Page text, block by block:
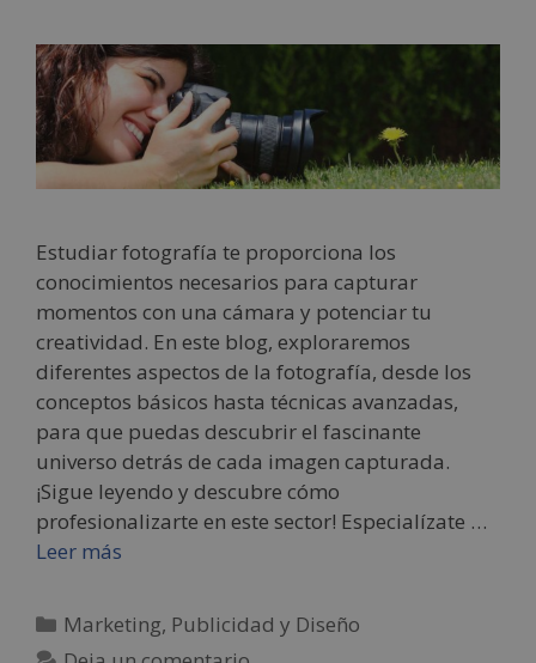
Estudiar fotografía te proporciona los
conocimientos necesarios para capturar
momentos con una cámara y potenciar tu
creatividad. En este blog, exploraremos
diferentes aspectos de la fotografía, desde los
conceptos básicos hasta técnicas avanzadas,
para que puedas descubrir el fascinante
universo detrás de cada imagen capturada.
¡Sigue leyendo y descubre cómo
profesionalizarte en este sector! Especialízate …
Leer más
Marketing, Publicidad y Diseño